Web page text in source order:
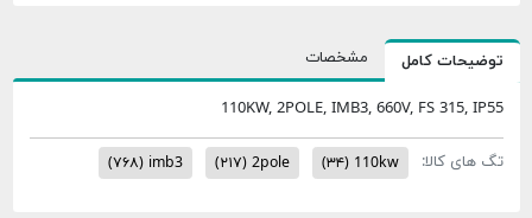
کامل مشخصات
110KW, 2POLE, IMB3, 660V, FS 315,
های کالا: 110kw (۳۴) 2pole (۲۱۷) imb3 (۷۶۸)